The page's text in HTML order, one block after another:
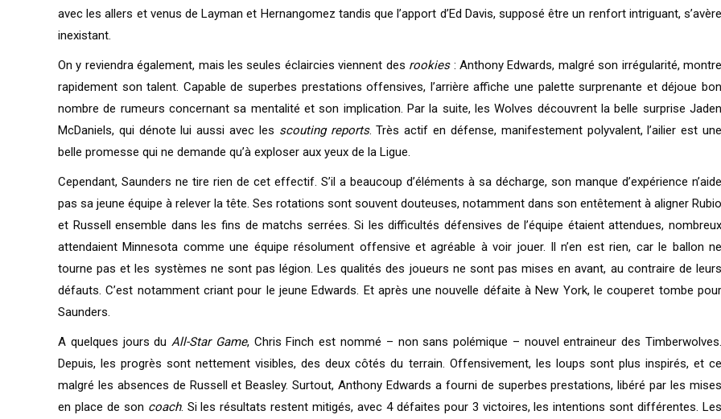
avec les allers et venus de Layman et Hernangomez tandis que l’apport d’Ed Davis, supposé être un renfort intriguant, s’avère
inexistant.
On y reviendra également, mais les seules éclaircies viennent des rookies: Anthony Edwards, malgré son irrégularité, montre
rapidement son talent. Capable de superbes prestations offensives, l’arrière affiche une palette surprenante et déjoue bon
nombre de rumeurs concernant sa mentalité et son implication. Par la suite, les Wolves découvrent la belle surprise Jaden
McDaniels, qui dénote lui aussi avec les scouting reports. Très actif en défense, manifestement polyvalent, l’ailier est une
belle promesse qui ne demande qu’à exploser aux yeux de la Ligue.
Cependant, Saunders ne tire rien de cet effectif. S’il a beaucoup d’éléments à sa décharge, son manque d’expérience n’aide
pas sa jeune équipe à relever la tête. Ses rotations sont souvent douteuses, notamment dans son entêtement à aligner Rubio
et Russell ensemble dans les fins de matchs serrées. Si les difficultés défensives de l’équipe étaient attendues, nombreux
attendaient Minnesota comme une équipe résolument offensive et agréable à voir jouer. Il n’en est rien, car le ballon ne
tourne pas et les systèmes ne sont pas légion. Les qualités des joueurs ne sont pas mises en avant, au contraire de leurs
défauts. C’est notamment criant pour le jeune Edwards. Et après une nouvelle défaite à New York, le couperet tombe pour
Saunders.
A quelques jours duAll-Star Game, Chris Finch est nommé – non sans polémique – nouvel entraineur des Timberwolves.
Depuis, les progrès sont nettement visibles, des deux côtés du terrain. Offensivement, les loups sont plus inspirés, et ce
malgré les absences de Russell et Beasley. Surtout, Anthony Edwards a fourni de superbes prestations, libéré par les mises
en place de son coach. Si les résultats restent mitigés, avec 4 défaites pour 3 victoires, les intentions sont différentes. Les